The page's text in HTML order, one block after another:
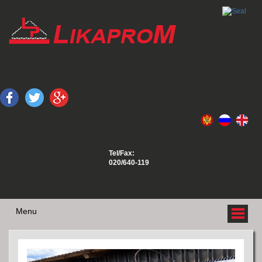
Tel/Fax:
020/640-119
Menu